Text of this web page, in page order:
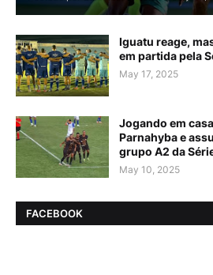
Iguatu reage,
em partida pela
May 17, 2025
Jogando em
Parnahyba e
grupo A2 da
May 10, 2025
FACEBOOK